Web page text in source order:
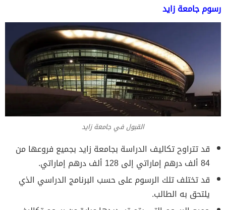
رسوم جامعة زايد
القبول في جامعة زايد
قد تتراوح تكاليف الدراسة بجامعة زايد بجميع فروعها من
84 ألف درهم إماراتي إلى 128 ألف درهم إماراتي.
قد تختلف تلك الرسوم على حسب البرنامج الدراسي الذي
يلتحق به الطالب.